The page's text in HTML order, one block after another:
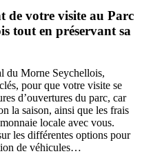
de votre visite au Parc
tout en préservant sa
du Morne Seychellois,
pour que votre visite se
d’ouvertures du parc, car
la saison, ainsi que les frais
locale avec vous.
les différentes options pour
de véhicules…